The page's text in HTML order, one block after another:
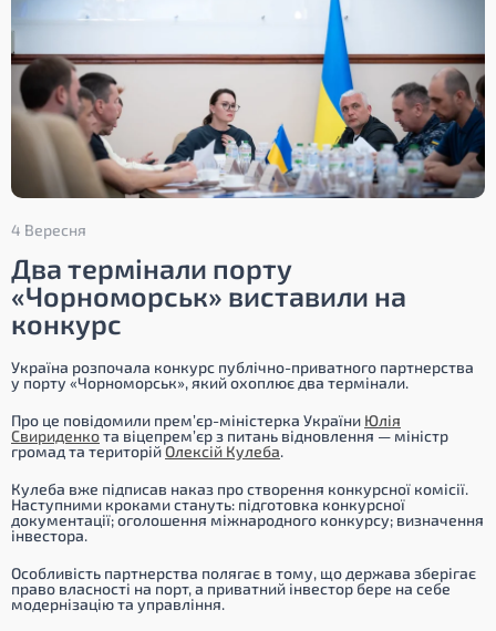
4 Вересня
Два термінали порту
«Чорноморськ» виставили на
конкурс
Україна розпочала конкурс публічно-приватного партнерства
у порту «Чорноморськ», який охоплює два термінали.
Про це повідомили прем’єр-міністерка України Юлія
Свириденкота віцепрем’єр з питань відновлення — міністр
громад та територійОлексій Кулеба.
Кулеба вже підписав наказ про створення конкурсної комісії.
Наступними кроками стануть: підготовка конкурсної
документації; оголошення міжнародного конкурсу; визначення
інвестора.
Особливість партнерства полягає в тому, що держава зберігає
право власності на порт, а приватний інвестор бере на себе
модернізацію та управління.